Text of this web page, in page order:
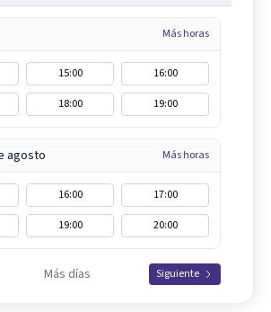
Más horas
15:00
16:00
18:00 19:00
agosto Más horas
16:00
17:00
19:00 20:00
Más días Siguiente